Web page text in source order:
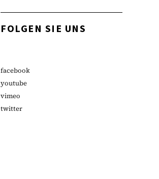
FOLGEN SIE UNS
facebook
youtube
vimeo
twitter